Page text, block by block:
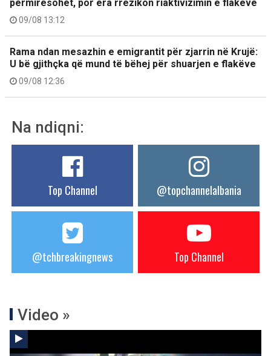
përmirësohet, por era rrezikon riaktivizimin e flakëve
09/08 13:12
Rama ndan mesazhin e emigrantit për zjarrin në Krujë:
U bë gjithçka që mund të bëhej për shuarjen e flakëve
09/08 12:36
Na ndiqni:
Top Channel @topchannelalbania
@tchbreakingnews Top Channel
Video »